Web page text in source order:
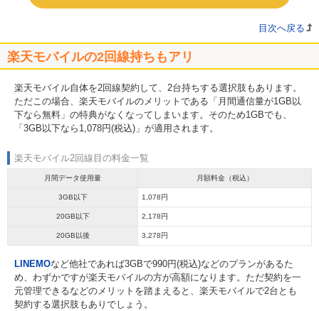
目次へ戻る
楽天モバイルの2回線持ちもアリ
楽天モバイル自体を2回線契約して、2台持ちする選択肢もあります。
ただこの場合、楽天モバイルのメリットである「月間通信量が1GB以
下なら無料」の特典がなくなってしまいます。そのため1GBでも、
「3GB以下なら1,078円(税込)」が適用されます。
楽天モバイル2回線目の料金一覧
月間データ使用量 月額料金（税込）
3GB以下 1,078円
20GB以下 2,178円
20GB以後 3,278円
LINEMOなど他社であれば3GBで990円(税込)などのプランがあるた
め、わずかですが楽天モバイルの方が高額になります。ただ契約を一
元管理できるなどのメリットを踏まえると、楽天モバイルで2台とも
契約する選択肢もありでしょう。